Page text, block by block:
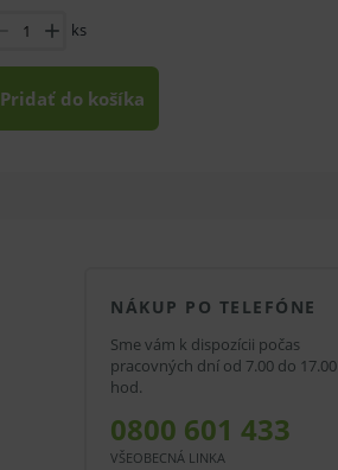
ks
Pridať do košíka
NÁKUP PO TELEFÓNE
Sme vám k dispozícii počas
pracovných dní od 7.00 do 17.00
hod.
0800 601 433
VŠEOBECNÁ LINKA